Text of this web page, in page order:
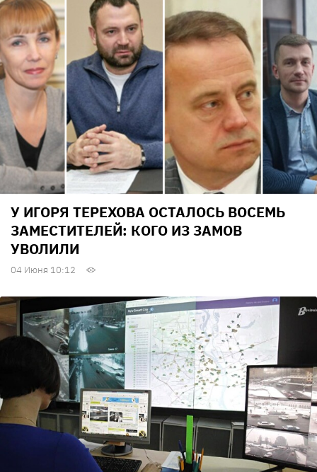
У ИГОРЯ ТЕРЕХОВА ОСТАЛОСЬ ВОСЕМЬ
ЗАМЕСТИТЕЛЕЙ: КОГО ИЗ ЗАМОВ
УВОЛИЛИ
04 Июня 10:12